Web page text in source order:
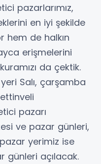
pazarlarımız,
en iyi şekilde
hem de halkın
erişmelerini
da çektik.
Salı, çarşamba
pazarı
ve pazar günleri,
yerimiz ise
günleri açılacak.